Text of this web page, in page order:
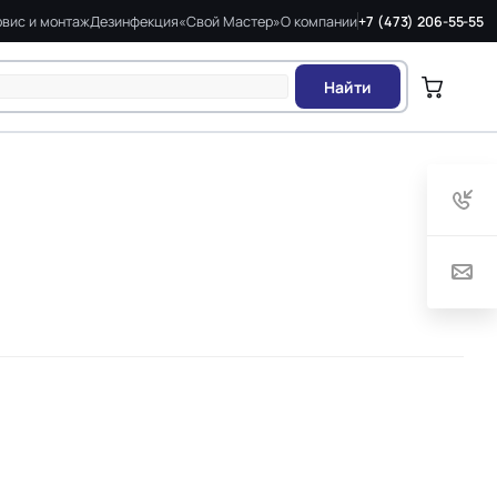
и монтажДезинфекция«Свой Мастер»О компании+7 (473) 206-55-55
Найти